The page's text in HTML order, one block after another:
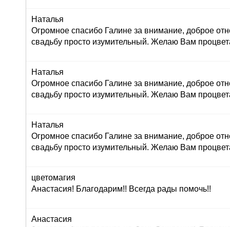
Наталья
Огромное спасибо Галине за внимание, доброе
свадьбу просто изумительный. Желаю Вам
Наталья
Огромное спасибо Галине за внимание, доброе
свадьбу просто изумительный. Желаю Вам
Наталья
Огромное спасибо Галине за внимание, доброе
свадьбу просто изумительный. Желаю Вам
цветомагия
Анастасия! Благодарим!! Всегда рады помочь!!
Анастасия